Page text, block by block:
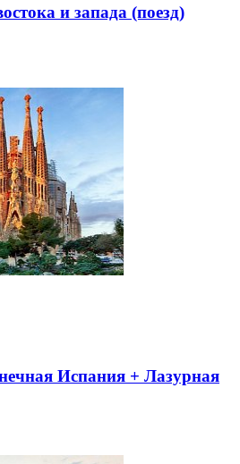
и запада (поезд)
Испания + Лазурная